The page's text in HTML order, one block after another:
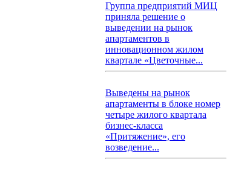
Группа предприятий МИЦ
приняла решение о
выведении на рынок
апартаментов в
инновационном жилом
квартале «Цветочные...
Выведены на рынок
апартаменты в блоке номер
четыре жилого квартала
бизнес-класса
«Притяжение», его
возведение...